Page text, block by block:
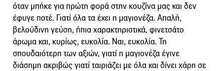
όταν μπήκε για πρώτη φορά στην κουζίνα μας και δεν
έφυγε ποτέ. Γιατί όλα τα έχει η μαγιονέζα. Απαλή,
βελούδινη γεύση, ήπια χαρακτηριστικά, φινετσάτο
άρωμα και, κυρίως, ευκολία. Ναι, ευκολία. Τη
σπουδαιότερη των αξιών, γιατί η μαγιονέζα έγινε
διάσημη ακριβώς γιατί ταιριάζει με όλα και δίνει χάρη σε